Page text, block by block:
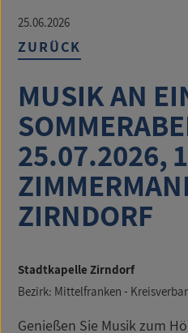
25.06.2026
ZURÜCK
MUSIK AN
25.07.2026,
ZIRNDORF
Stadtkapelle Zirndorf
Bezirk: Mittelfranken -
Genießen Sie Musik zum